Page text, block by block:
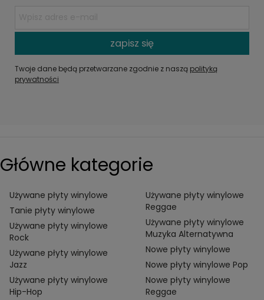
zapisz się
Twoje dane będą przetwarzane zgodnie z naszą polityką
prywatności
Główne kategorie
Używane płyty winylowe
Tanie płyty winylowe
Używane płyty winylowe
Rock
Używane płyty winylowe
Jazz
Używane płyty winylowe
Hip-Hop
Używane płyty winylowe
Reggae
Używane płyty winylowe
Muzyka Alternatywna
Nowe płyty winylowe
Nowe płyty winylowe Pop
Nowe płyty winylowe
Reggae